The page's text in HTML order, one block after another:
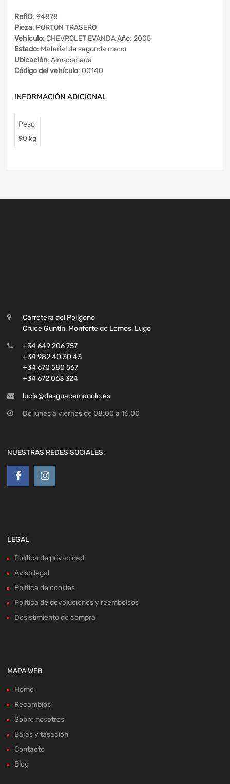
RefID: 94878
Pieza: PORTON TRASERO
Vehículo: CHEVROLET EVANDA Año: 2005
Estado: Material de segunda mano
Ubicación: Almacenada
Código del vehículo: 00140
INFORMACIÓN ADICIONAL
Peso
90 kg
Carretera del Polígono
Cruce Guntín, Monforte de Lemos, Lugo
+34 649 206 757
+34 982 40 30 43
+34 670 580 567
+34 672 063 324
lucia@desguacemanolo.es
De lunes a viernes de 08:00 a 16:00
NUESTRAS REDES SOCIALES:
LEGAL
Política de privacidad
Aviso legal
Política de cookies
Política de devoluciones y reembolsos
Desistimiento de compra
MAPA WEB
Home
Recambios
Sobre nosotros
Bajas y tasación
Contacto
Blog